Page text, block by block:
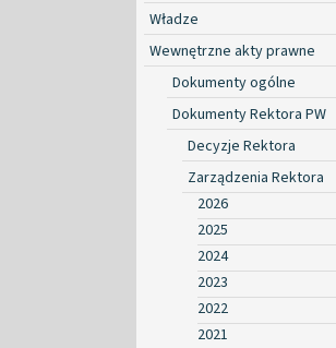
Władze
Wewnętrzne akty prawne
Dokumenty ogólne
Dokumenty Rektora PW
Decyzje Rektora
Zarządzenia Rektora
2026
2025
2024
2023
2022
2021